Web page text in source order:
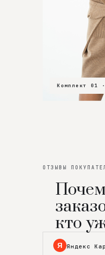
Комплект 01
Комплект 02
Комплект 03
ОТЗЫВЫ
кто
Я Яндекс